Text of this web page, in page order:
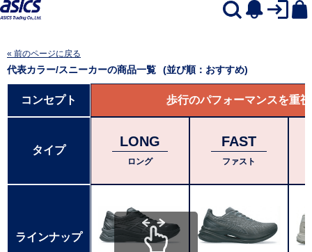
« 前のページに戻る
代表カラー/スニーカーの商品一覧 (並び順：おすすめ)
コンセプト 歩行のパフォーマンスを重視
タイプ
LONG
ロング
FAST
ファスト
ラインナップ